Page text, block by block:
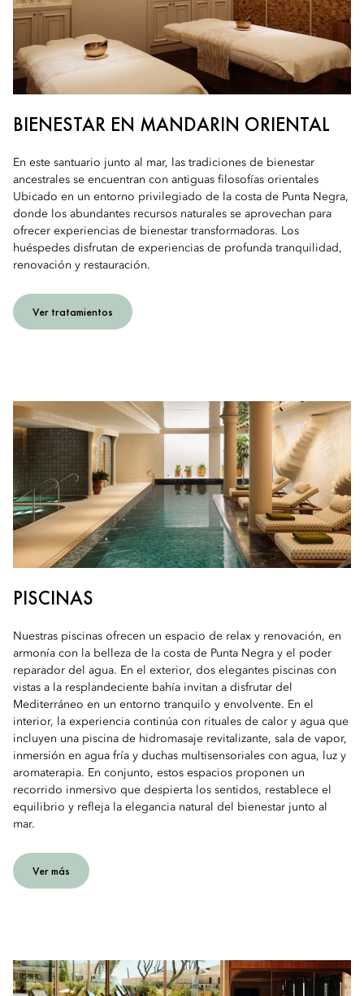
BIENESTAR EN MANDARIN ORIENTAL
En este santuario junto al mar, las tradiciones de bienestar
ancestrales se encuentran con antiguas filosofías orientales
Ubicado en un entorno privilegiado de la costa de Punta Negra,
donde los abundantes recursos naturales se aprovechan para
ofrecer experiencias de bienestar transformadoras. Los
huéspedes disfrutan de experiencias de profunda tranquilidad,
renovación y restauración.
Ver tratamientos
PISCINAS
Nuestras piscinas ofrecen un espacio de relax y renovación, en
armonía con la belleza de la costa de Punta Negra y el poder
reparador del agua. En el exterior, dos elegantes piscinas con
vistas a la resplandeciente bahía invitan a disfrutar del
Mediterráneo en un entorno tranquilo y envolvente. En el
interior, la experiencia continúa con rituales de calor y agua que
incluyen una piscina de hidromasaje revitalizante, sala de vapor,
inmersión en agua fría y duchas multisensoriales con agua, luz y
aromaterapia. En conjunto, estos espacios proponen un
recorrido inmersivo que despierta los sentidos, restablece el
equilibrio y refleja la elegancia natural del bienestar junto al
mar.
Ver más